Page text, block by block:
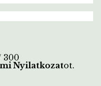
300
Nyilatkozatot.